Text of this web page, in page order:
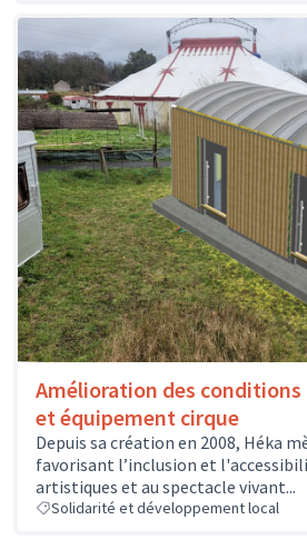
Amélioration des
et équipement cirque
Depuis sa création en 2008, Héka
favorisant l’inclusion et
artistiques et au spectacle vivant...
Solidarité et développement local